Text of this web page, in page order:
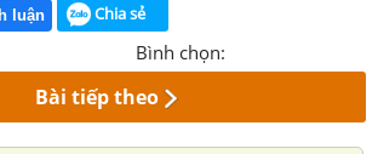
luận Chia sẻ
Bình chọn:
Bài tiếp theo